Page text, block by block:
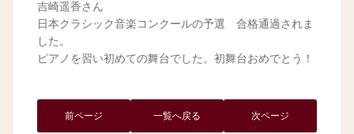
吉崎遥香さん
日本クラシック音楽コンクールの予選 合格通過されま
した。
ピアノを習い初めての舞台でした。初舞台おめでとう！
前ページ 一覧へ戻る 次ページ